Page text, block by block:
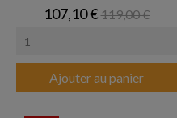
Prix
107,10 €Prix de base
119,00 €
Ajouter au panier